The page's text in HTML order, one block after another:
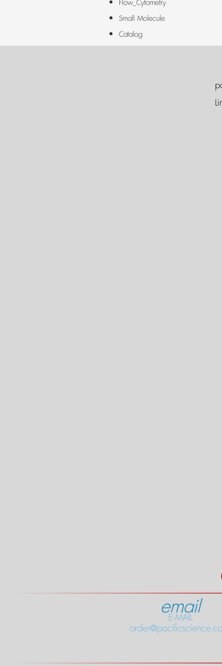
Flow_Cytometry
Small Molecule
Catalog
email
E-MAIL